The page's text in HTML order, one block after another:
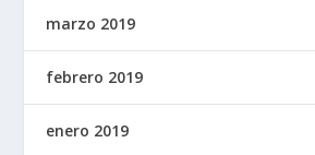
marzo 2019
febrero 2019
enero 2019